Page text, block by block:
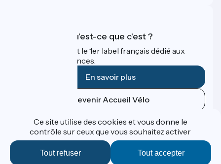
Accueil Vélo qu'est-ce que c'est ?
Accueil Vélo c'est le 1er label français dédié aux
cyclistes en vacances.
En savoir plus
Devenir Accueil Vélo
Financé dans le cadre de Destination France
Ce site utilise des cookies et vous donne le
contrôle sur ceux que vous souhaitez activer
Tout accepter
Tout refuser